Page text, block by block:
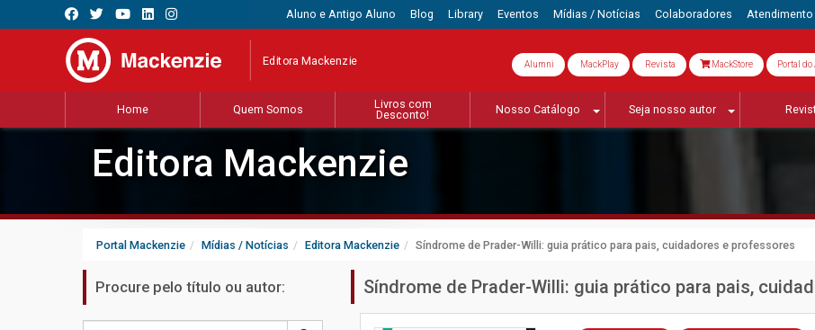
Aluno e Antigo Aluno Blog Library Eventos Mídias / Notícias Colaboradores Atendimento
Editora Mackenzie Alumni MackPlay Revista MackStore Portal do
Home Quem Somos
Livros com
Desconto!
Nosso Catálogo Seja nosso autor
Editora Mackenzie
Portal Mackenzie Mídias / Notícias Editora Mackenzie Síndrome de Prader-Willi: guia prático para pais, cuidadores e professores
Procure pelo título ou autor: Síndrome de Prader-Willi: guia prático para pais,